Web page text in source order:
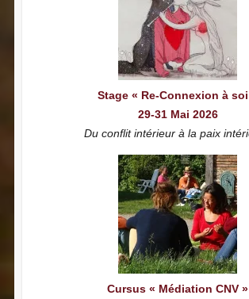
Stage « Re-Connexion à
29-31 Mai 2026
Du conflit intérieur à la paix
Cursus « Médiation CNV »